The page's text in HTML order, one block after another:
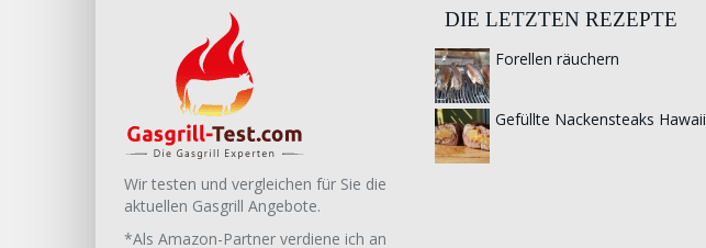
Wir testen und vergleichen für Sie die
aktuellen Gasgrill Angebote.
*Als Amazon-Partner verdiene ich an
DIE LETZTEN REZEPTE
Forellen räuchern
Gefüllte Nackensteaks Hawaii